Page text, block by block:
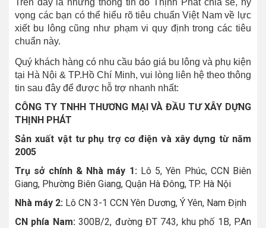
vọng các bạn có thể hiểu rõ tiêu chuẩn Việt Nam về lực
xiết bu lông cũng như phạm vi quy định trong các tiêu
chuẩn này.
Quý khách hàng có nhu cầu báo giá bu lông và phụ kiện
tại Hà Nội & TP.Hồ Chí Minh, vui lòng liên hệ theo thông
tin sau đây để được hỗ trợ nhanh nhất:
CÔNG TY TNHH THƯƠNG MẠI VÀ ĐẦU TƯ XÂY DỰNG
THỊNH PHÁT
Sản xuất vật tư phụ trợ cơ điện và xây dựng từ năm
2005
Trụ sở chính & Nhà máy 1: Lô 5, Yên Phúc, CCN Biên
Giang, Phường Biên Giang, Quận Hà Đông, TP. Hà Nội
Nhà máy 2: Lô CN 3-1 CCN Yên Dương, Ý Yên, Nam Định
CN phía Nam: 300B/2, đường ĐT 743, khu phố 1B, P.An